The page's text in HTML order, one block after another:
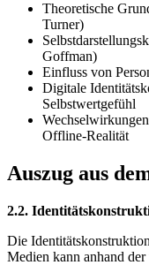
Theoretische
Turner)
Goffman)
Einfluss von
Digitale
Selbstwertgefühl
Offline-Realität
Auszug aus
2.2.
Die
Medien kann anhand